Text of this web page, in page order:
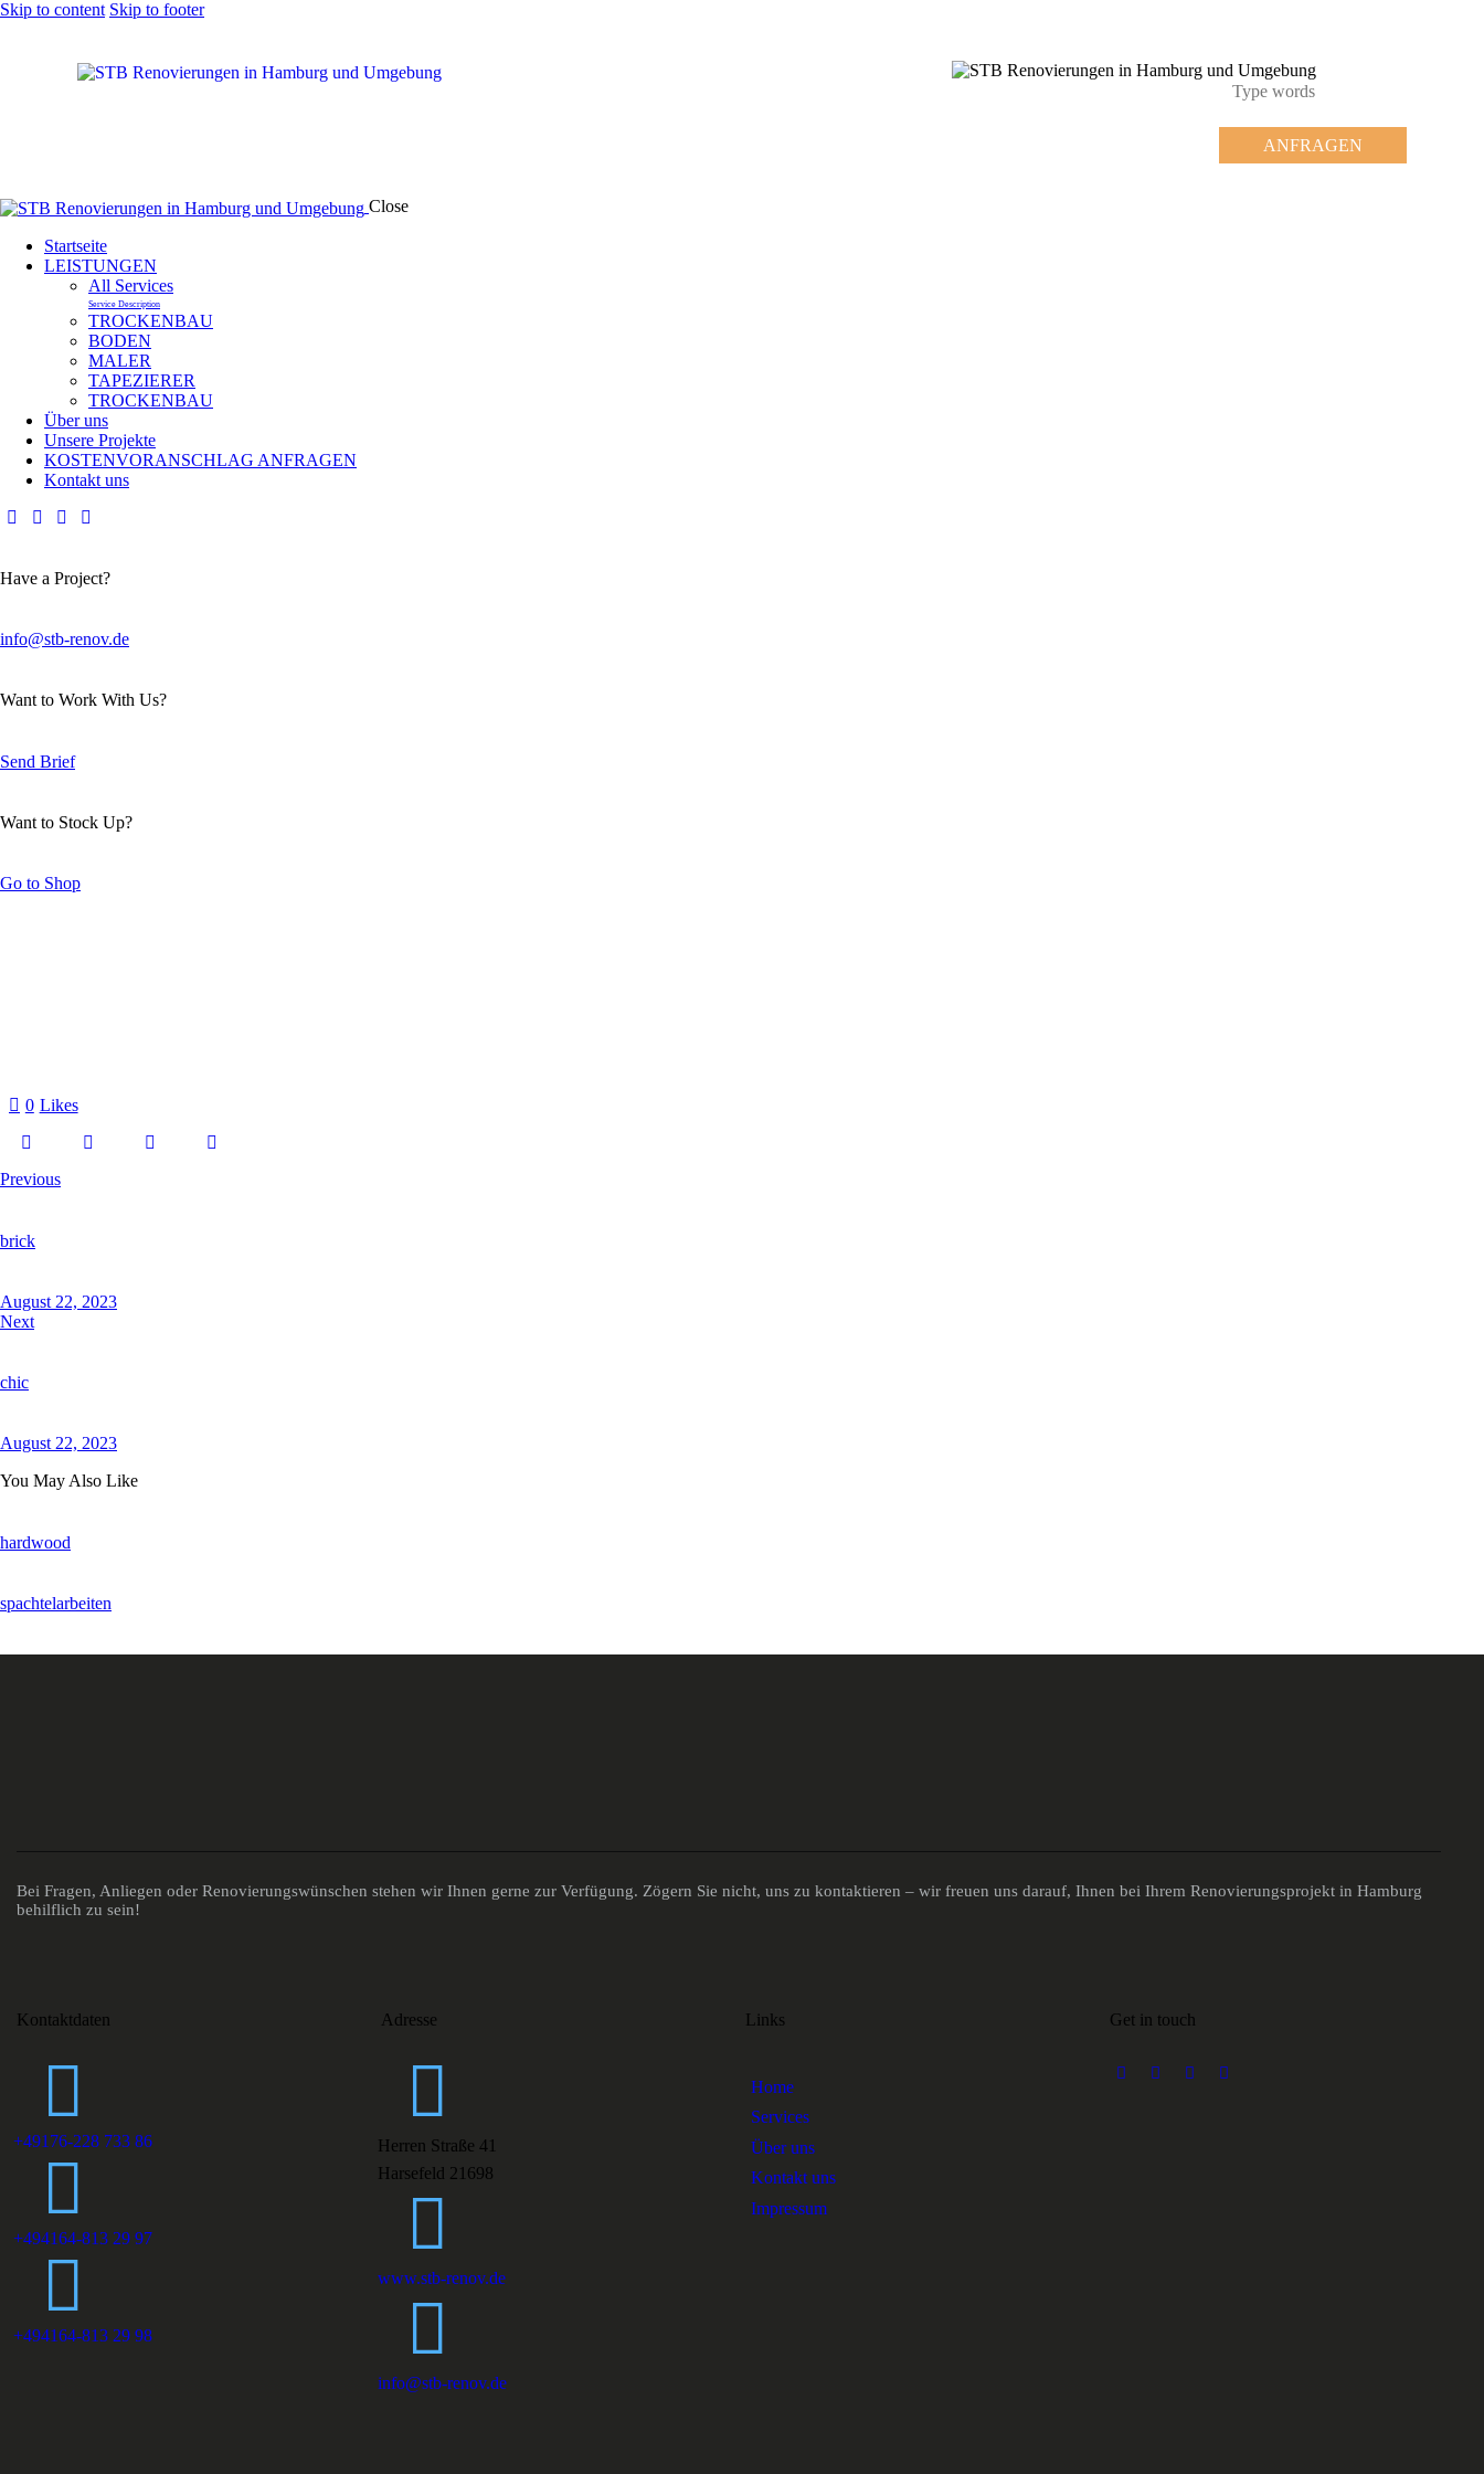
Skip to content Skip to footer
ANFRAGEN
Close
Startseite
LEISTUNGEN
All Services
Service Description
TROCKENBAU
BODEN
MALER
TAPEZIERER
TROCKENBAU
Über uns
Unsere Projekte
KOSTENVORANSCHLAG ANFRAGEN
Kontakt uns
Have a Project?
info@stb-renov.de
Want to Work With Us?
Send Brief
Want to Stock Up?
Go to Shop
0 Likes
Previous
brick
August 22, 2023
Next
chic
August 22, 2023
You May Also Like
hardwood
spachtelarbeiten
Bei Fragen, Anliegen oder Renovierungswünschen stehen wir Ihnen gerne zur Verfügung. Zögern Sie nicht, uns zu kontaktieren – wir freuen uns darauf, Ihnen bei Ihrem Renovierungsprojekt in Hamburg
behilflich zu sein!
Kontaktdaten
+49176-228 733 86
+494164-813 29 97
+494164-813 29 98
Adresse
Herren Straße 41
Harsefeld 21698
www.stb-renov.de
info@stb-renov.de
Links
Home
Services
Über uns
Kontakt uns
Impressum
Get in touch